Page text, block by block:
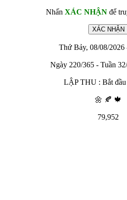
Nhấn XÁC NHẬNđể
Thứ Bảy, 08/08/2026
Ngày 220/365 - Tuần
LẬP THU : Bắt đầu
🌼 🍂 🍁
79,952